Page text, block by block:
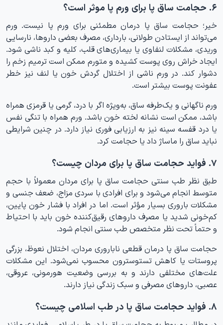
۶. حجامت ساق پا برای ورم پا موثر است؟
خیر؛ حجامت ساق پا درمان مطمئنی برای ورم پا نیست. ورم
می‌تواند از ایستادن طولانی، بارداری، مصرف بعضی داروها، نارسایی
وریدی، مشکلات لنفاوی یا بیماری‌های قلب، کلیه و کبد ناشی شود.
ایجاد خراش روی پوست کشیده و متورم ممکن است ترمیم زخم را
دشوار کند. در ورم ناشی از اختلال گردش خون یا لنف نیز خطر
عفونت پوست بیشتر است.
ورم ناگهانی و یک‌طرفه ساق، به‌ویژه اگر با درد، گرمی یا قرمزی همراه
باشد، ممکن است نشانه لخته خون باشد. ورم همراه با تنگی نفس
یا درد قفسه سینه نیز به ارزیابی فوری نیاز دارد. در چنین شرایطی
نباید ساق را ماساژ داد یا حجامت کرد.
۷. فواید حجامت ساق پا برای مردان چیست؟
طبق نظر طب سنتی حجامت ساق پا برای مردان معمولاً با حجم
متوسط انجام می‌شود و برای افرادی با سردی مزاج، ضعف جنسی و
مشکلات باروری بسیار مؤثر است. اما در افراد با فشار خون پایین،
کم‌خونی شدید یا مصرف داروهای رقیق‌کننده خون باید با احتیاط
و حتماً تحت نظر متخصص طب سنتی انجام شود.
حجامت ساق پا درمان قطعی ناباروری مردان، اختلال نعوظ، بزرگی
پروستات یا کاهش تستوسترون محسوب نمی‌شود. این مشکلات
علت‌های مختلفی دارند و به بررسی وضعیت هورمونی، عروقی،
عصبی، داروهای مصرفی و سبک زندگی نیاز دارند.
۸. فواید حجامت ساق پا در طب اسلامی چیست؟